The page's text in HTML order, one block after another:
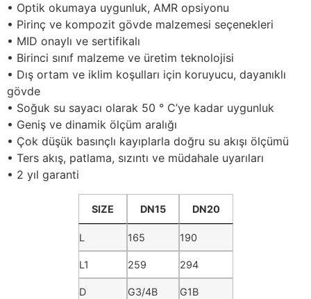
• Optik okumaya uygunluk, AMR opsiyonu
• Pirinç ve kompozit gövde malzemesi seçenekleri
• MID onaylı ve sertifikalı
• Birinci sınıf malzeme ve üretim teknolojisi
• Dış ortam ve iklim koşulları için koruyucu, dayanıklı
gövde
• Soğuk su sayacı olarak 50 ° C’ye kadar uygunluk
• Geniş ve dinamik ölçüm aralığı
• Çok düşük basınçlı kayıplarla doğru su akışı ölçümü
• Ters akış, patlama, sızıntı ve müdahale uyarıları
• 2 yıl garanti
SIZE DN15
DN20
DN15 DN20
L 165 190
L1 259 294
D G3/4B G1B